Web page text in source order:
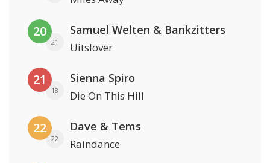
20
21
Samuel Welten & Bankzitters
Uitslover
21
18
Sienna Spiro
Die On This Hill
22
22
Dave & Tems
Raindance